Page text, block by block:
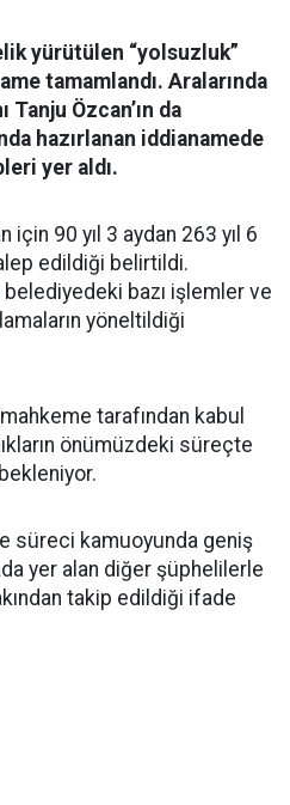
yürütülen “yolsuzluk”
tamamlandı. Aralarında
Özcan’ın da
hazırlanan iddianamede
yer aldı.
için 90 yıl 3 aydan 263 yıl 6
edildiği belirtildi.
bazı işlemler ve
yöneltildiği
tarafından kabul
önümüzdeki süreçte
süreci kamuoyunda geniş
yer alan diğer şüphelilerle
takip edildiği ifade